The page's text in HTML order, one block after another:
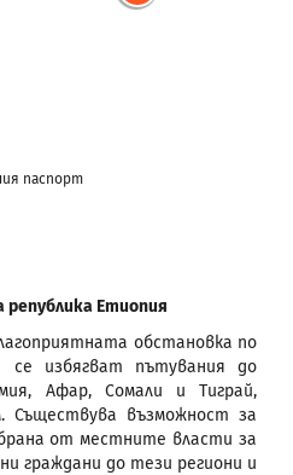
паспорт
Етиопия
обстановка по
се избягват пътувания до
Афар, Сомали и Тиграй,
Съществува възможност за
от местните власти за
граждани до тези региони и